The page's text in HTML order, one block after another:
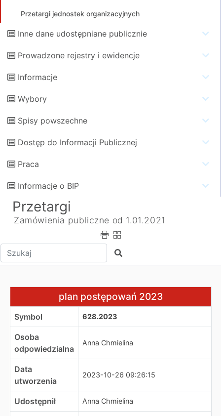
Przetargi jednostek organizacyjnych
Inne dane udostępniane publicznie
Prowadzone rejestry i ewidencje
Informacje
Wybory
Spisy powszechne
Dostęp do Informacji Publicznej
Praca
Informacje o BIP
Przetargi
Zamówienia publiczne od 1.01.2021
Wpisz tekst do wyszukania Szukaj
plan postępowań 2023plan postępowań 2023
Symbol 628.2023
Osoba
odpowiedzialna
Anna Chmielina
Data
utworzenia
2023-10-26 09:26:15
Udostępnił Anna Chmielina